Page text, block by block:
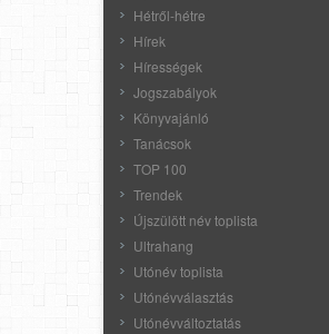
Hétről-hétre
Hírek
Hírességek
Jogszabályok
Könyvajánló
Tanácsok
TOP 100
Trendek
Újszülött név toplista
Ultrahang
Utónév toplista
Utónévválasztás
Utónévváltoztatás